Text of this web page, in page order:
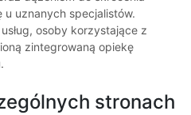
uznanych specjalistów.
osoby korzystające z
zintegrowaną opiekę
stronach